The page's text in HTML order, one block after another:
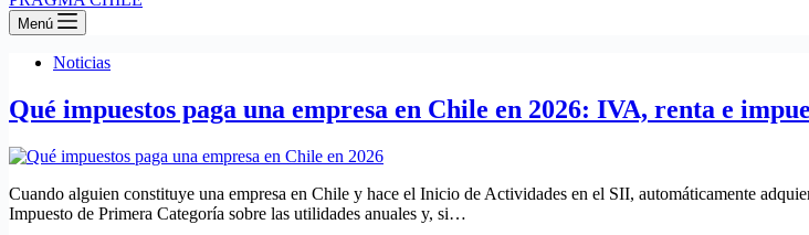
Menú
Noticias
Qué impuestos paga una empresa en Chile en 2026: IVA, renta e
Cuando alguien constituye una empresa en Chile y hace el Inicio de Actividades en el SII, automáticamente
Impuesto de Primera Categoría sobre las utilidades anuales y, si…